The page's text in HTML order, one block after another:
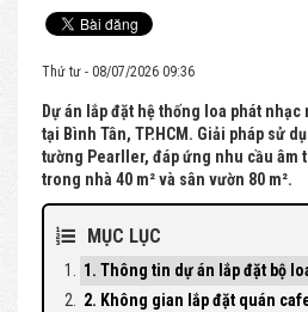
Thứ tư - 08/07/2026 09:36
Dự án lắp đặt hệ thống loa phát
tại Bình Tân, TP.HCM. Giải pháp sử
tường Pearller, đáp ứng nhu cầu âm
trong nhà 40 m² và sân vườn 80 m².
MỤC LỤC
1. Thông tin dự án lắp đặt bộ
2. Không gian lắp đặt quán